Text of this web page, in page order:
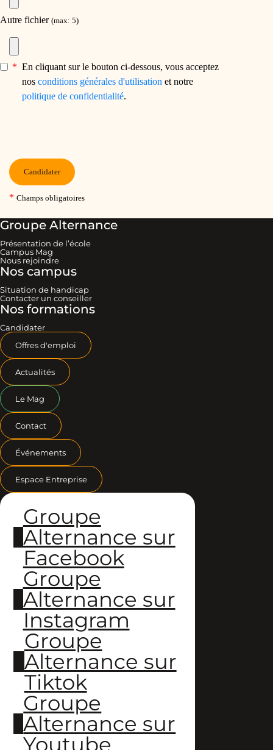
Groupe Alternance
Présentation de l’école
Campus Mag
Nous rejoindre
Nos campus
Situation de handicap
Contacter un conseiller
Nos formations
Candidater
Offres d'emploi
Actualités
Le Mag
Contact
Événements
Espace Entreprise
Groupe
Alternance sur
Facebook
Groupe
Alternance sur
Instagram
Groupe
Alternance sur
Tiktok
Groupe
Alternance sur
Youtube